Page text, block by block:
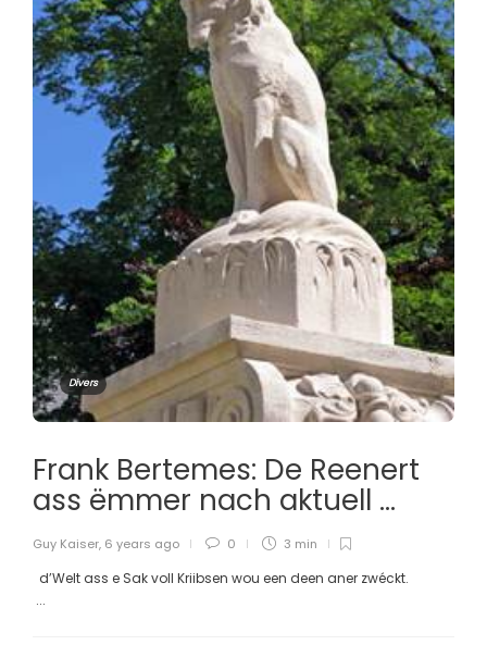
Divers
Frank Bertemes: De Reenert
ass ëmmer nach aktuell …
Guy Kaiser, 6 years ago 0 3 min
d’Welt ass e Sak voll Kriibsen wou een deen aner zwéckt.
...